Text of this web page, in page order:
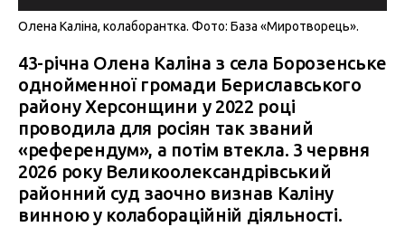
Олена Каліна, колаборантка. Фото: База «Миротворець».
43-річна Олена Каліна з села Борозенське
однойменної громади Бериславського
району Херсонщини у 2022 році
проводила для росіян так званий
«референдум», а потім втекла. 3 червня
2026 року Великоолександрівський
районний суд заочно визнав Каліну
винною у колабораційній діяльності.